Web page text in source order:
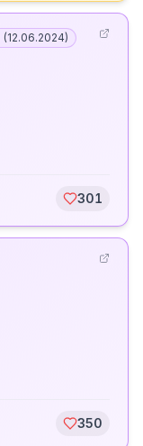
(12.06.2024)
301
350